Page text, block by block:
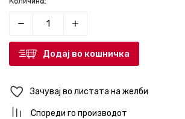
Додај во кошничка
Зачувај во листата на желби
Спореди го производот